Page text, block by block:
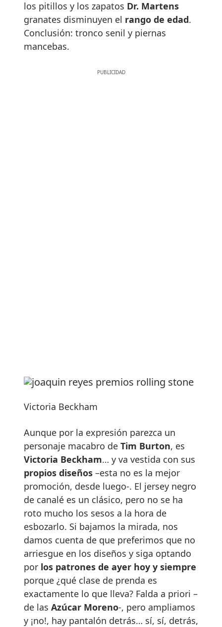
los pitillos y los zapatos Dr. Martens
granates disminuyen el rango de edad.
Conclusión: tronco senil y piernas
mancebas.
Victoria Beckham
Aunque por la expresión parezca un
personaje macabro de Tim Burton, es
Victoria Beckham… y va vestida con sus
propios diseños –esta no es la mejor
promoción, desde luego-. El jersey negro
de canalé es un clásico, pero no se ha
roto mucho los sesos a la hora de
esbozarlo. Si bajamos la mirada, nos
damos cuenta de que preferimos que no
arriesgue en los diseños y siga optando
por los patrones de ayer hoy y siempre
porque ¿qué clase de prenda es
exactamente lo que lleva? Falda a priori –
de las Azúcar Moreno-, pero ampliamos
y ¡no!, hay pantalón detrás… sí, sí, detrás,